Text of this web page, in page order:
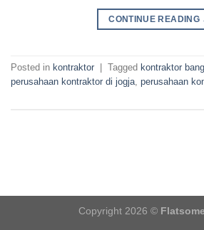
CONTINUE READING
Posted in kontraktor Tagged kontraktor
perusahaan kontraktor di jogja perusahaan
Copyright 2026 ©